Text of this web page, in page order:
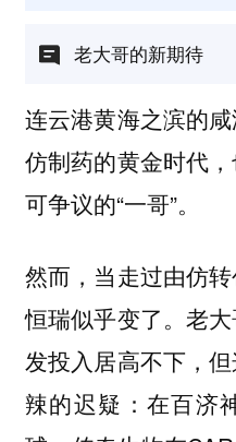
老大哥的新期待
连云港黄海之滨的
仿制药的黄金时代
可争议的“一哥”。
然而，当走过由仿
恒瑞似乎变了。老
发投入居高不下，
辣的迟疑：在百济